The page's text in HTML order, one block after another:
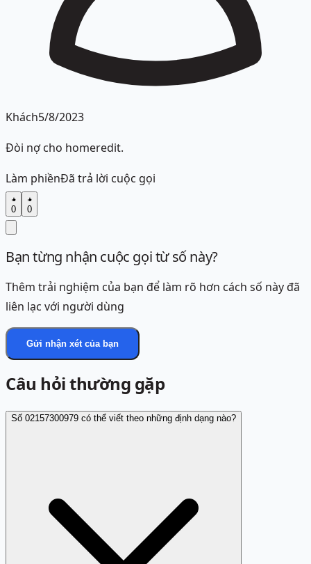
Khách5/8/2023
Đòi nợ cho homeredit.
Làm phiềnĐã trả lời cuộc gọi
0 0
Bạn từng nhận cuộc gọi từ số này?
Thêm trải nghiệm của bạn để làm rõ hơn cách số này đã
liên lạc với người dùng
Gửi nhận xét của bạn
Câu hỏi thường gặp
Số 02157300979 có thể viết theo những định dạng nào?